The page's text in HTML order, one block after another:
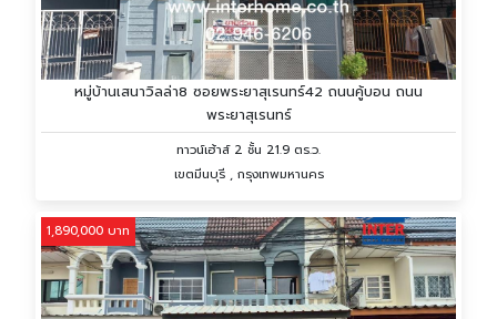
หมู่บ้านเสนาวิลล่า8 ซอยพระยาสุเรนทร์42 ถนนคู้บอน ถนน
พระยาสุเรนทร์
ทาวน์เฮ้าส์ 2 ชั้น 21.9 ตร.ว.
เขตมีนบุรี , กรุงเทพมหานคร
1,890,000 บาท